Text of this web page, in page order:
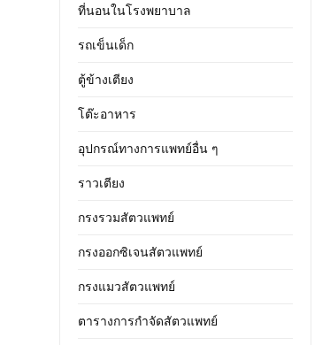
ที่นอนในโรงพยาบาล
รถเข็นเด็ก
ตู้ข้างเตียง
โต๊ะอาหาร
อุปกรณ์ทางการแพทย์อื่น ๆ
ราวเตียง
กรงรวมสัตวแพทย์
กรงออกซิเจนสัตวแพทย์
กรงแมวสัตวแพทย์
ตารางการกำจัดสัตวแพทย์